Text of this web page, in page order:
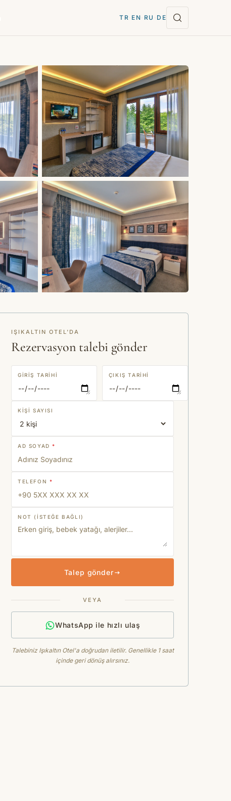
TR EN RU DE
+24 fotoğraf
IŞIKALTIN OTEL'DA
Rezervasyon talebi gönder
GIRIŞ TARIHI ÇIKIŞ TARIHI
KIŞI SAYISI
AD SOYAD*
TELEFON *
NOT (ISTEĞE BAĞLI)
Talep gönder
VEYA
WhatsApp ile hızlı ulaş
Talebiniz Işıkaltın Otel'a doğrudan iletilir. Genellikle 1 saat
içinde geri dönüş alırsınız.